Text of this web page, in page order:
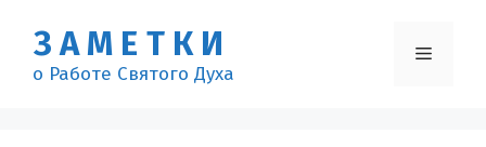
содержимому
ЗАМЕТКИ
о Работе Святого Духа
Меню